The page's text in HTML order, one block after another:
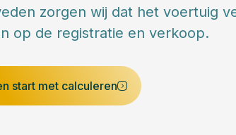
zorgen wij dat het voertuig
op de registratie en verkoop.
start met calculeren